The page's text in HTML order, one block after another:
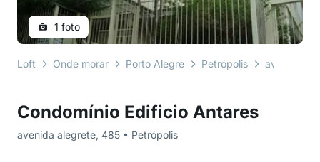
Condomínio Edificio Antares
avenida alegrete, 485 • Petrópolis
1 foto
Loft Onde morar Porto Alegre Petrópolis avenida